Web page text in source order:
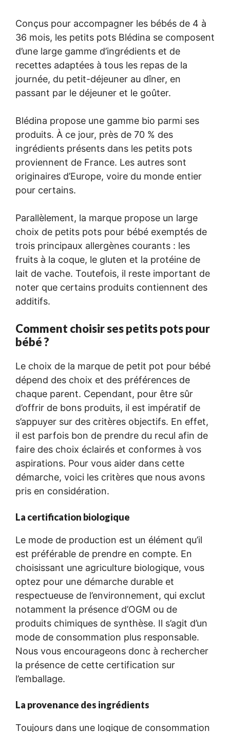
Conçus pour accompagner les bébés de 4 à
36 mois, les petits pots Blédina se composent
d’une large gamme d’ingrédients et de
recettes adaptées à tous les repas de la
journée, du petit-déjeuner au dîner, en
passant par le déjeuner et le goûter.
Blédina propose une gamme bio parmi ses
produits. À ce jour, près de 70 % des
ingrédients présents dans les petits pots
proviennent de France. Les autres sont
originaires d’Europe, voire du monde entier
pour certains.
Parallèlement, la marque propose un large
choix de petits pots pour bébé exemptés de
trois principaux allergènes courants : les
fruits à la coque, le gluten et la protéine de
lait de vache. Toutefois, il reste important de
noter que certains produits contiennent des
additifs.
Comment choisir ses petits pots pour
bébé ?
Le choix de la marque de petit pot pour bébé
dépend des choix et des préférences de
chaque parent. Cependant, pour être sûr
d’offrir de bons produits, il est impératif de
s’appuyer sur des critères objectifs. En effet,
il est parfois bon de prendre du recul afin de
faire des choix éclairés et conformes à vos
aspirations. Pour vous aider dans cette
démarche, voici les critères que nous avons
pris en considération.
La certification biologique
Le mode de production est un élément qu’il
est préférable de prendre en compte. En
choisissant une agriculture biologique, vous
optez pour une démarche durable et
respectueuse de l’environnement, qui exclut
notamment la présence d’OGM ou de
produits chimiques de synthèse. Il s’agit d’un
mode de consommation plus responsable.
Nous vous encourageons donc à rechercher
la présence de cette certification sur
l’emballage.
La provenance des ingrédients
Toujours dans une logique de consommation